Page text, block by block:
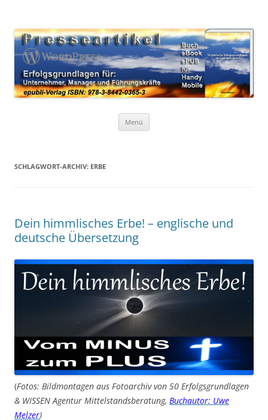
Erfolgsgrundlagen
Menü
SCHLAGWORT-ARCHIV: ERBE
Dein himmlisches Erbe! – englische und
deutsche Übersetzung
(Fotos: Bildmontagen aus Fotoarchiv von 50 Erfolgsgrundlagen
& WISSEN Agentur Mittelstandsberatung, Buchautor: Uwe
Melzer)